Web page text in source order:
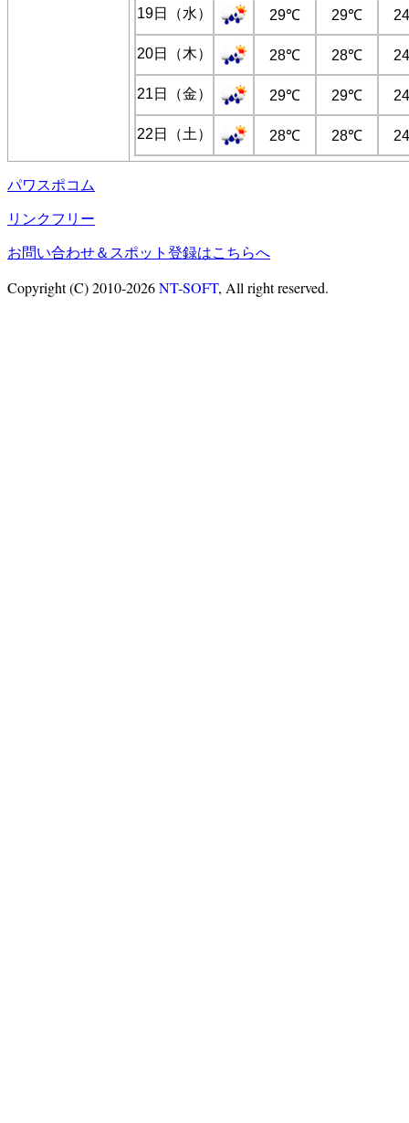
19日（水） 29℃ 29℃
20日（木） 28℃ 28℃
21日（金） 29℃ 29℃
22日（土） 28℃ 28℃
パワスポコム
リンクフリー
お問い合わせ＆スポット登録はこちらへ
Copyright (C) 2010-2026NT-SOFT, All right reserved.